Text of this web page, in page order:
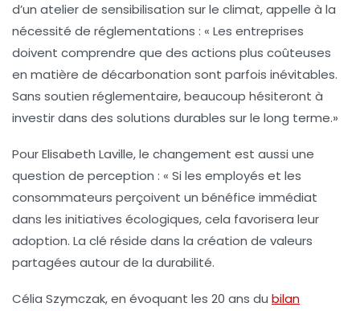
d’un atelier de sensibilisation sur le climat, appelle à la
nécessité de réglementations : « Les entreprises
doivent comprendre que des actions plus coûteuses
en matière de décarbonation sont parfois inévitables.
Sans soutien réglementaire, beaucoup hésiteront à
investir dans des solutions durables sur le long terme.»
PourElisabeth Laville, le changement est aussi une
question de perception : « Si les employés et les
consommateurs perçoivent un bénéfice immédiat
dans les initiatives écologiques, cela favorisera leur
adoption. La clé réside dans la création de valeurs
partagées autour de la durabilité.
Célia Szymczak, en évoquant les 20 ans du bilan